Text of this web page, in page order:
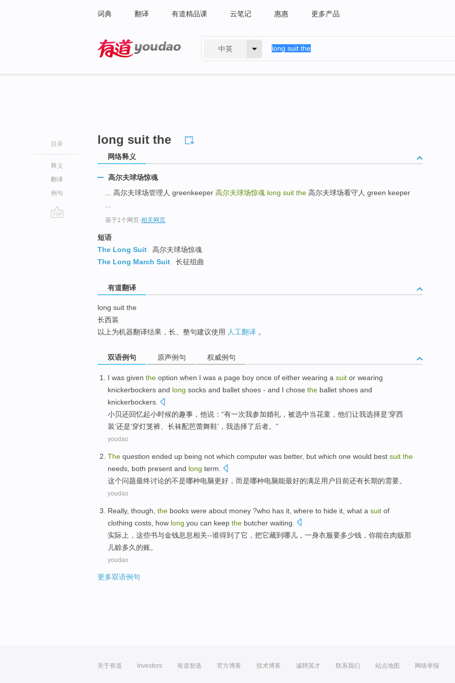
词典 翻译 有道精品课 云笔记 惠惠 更多产品
中英
目录
释义
翻译
例句
long suit the
网络释义
高尔夫球场惊魂
... 高尔夫球场管理人 greenkeeper 高尔夫球场惊魂 long suit the 高尔夫球场看守人 green keeper
基于1个网页-相关网页
短语
The Long Suit
高尔夫球场惊魂
The Long March Suit
长征组曲
有道翻译
long suit the
长西装
以上为机器翻译结果，长、整句建议使用 人工翻译 。
双语例句 原声例句 权威例句
I was given the option when I was a page boy once of either wearing a suit or wearing
knickerbockers and long socks and ballet shoes - and I chose the ballet shoes and
knickerbockers.
小贝还回忆起小时候的趣事，他说：“有一次我参加婚礼，被选中当花童，他们让我选择是‘穿西
装’还是‘穿灯笼裤 长袜配芭蕾舞鞋’，我选择了后者。”
youdao
The question ended up being not which computer was better, but which one would best suit the
needs , both present and long term
这个问题最终讨论的不是哪种电脑更好 ， 而是哪种电脑能最好的满足用户目前还有长期的需要。
youdao
Really, though, the books were about money ?who has it where to hide it , what a suit of
clothing costs, how long you can keep the butcher waiting
实际上 ， 这些书与金钱息息相关--谁得到了它 ， 把它藏到哪儿 ， 一身衣服要多少钱， 你能在肉贩那
儿赊多久的账。
youdao
更多双语例句
关于有道 Investors 有道智选 官方博客 技术博客 诚聘英才 联系我们 站点地图 网络举报